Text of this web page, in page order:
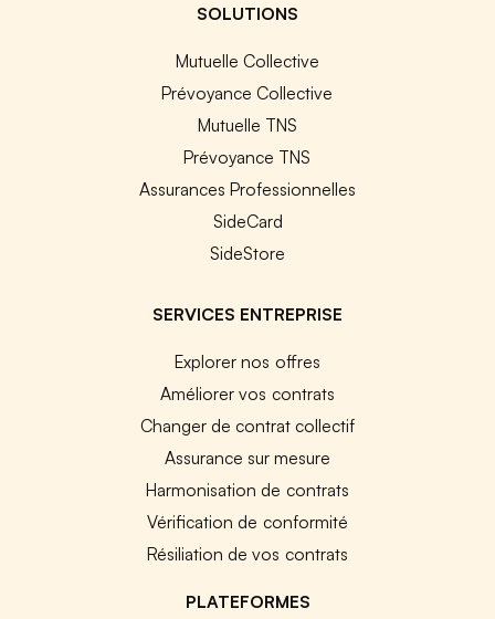
SOLUTIONS
Mutuelle Collective
Prévoyance Collective
Mutuelle TNS
Prévoyance TNS
Assurances Professionnelles
SideCard
SideStore
SERVICES ENTREPRISE
Explorer nos offres
Améliorer vos contrats
Changer de contrat collectif
Assurance sur mesure
Harmonisation de contrats
Vérification de conformité
Résiliation de vos contrats
PLATEFORMES